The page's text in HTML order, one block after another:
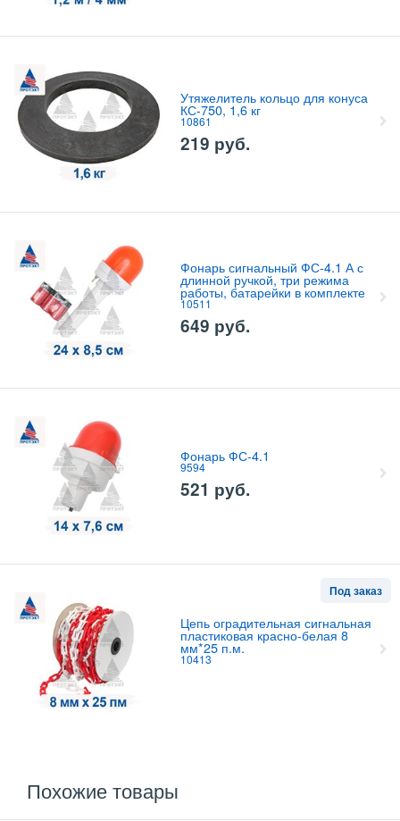
Утяжелитель кольцо для конуса
КС-750, 1,6 кг
10861
219 руб.
Фонарь сигнальный ФС-4.1 А с
длинной ручкой, три режима
работы, батарейки в комплекте
10511
649 руб.
Фонарь ФС-4.1
9594
521 руб.
Цепь оградительная сигнальная
пластиковая красно-белая 8
мм*25 п.м.
10413
Под заказ
Похожие товары